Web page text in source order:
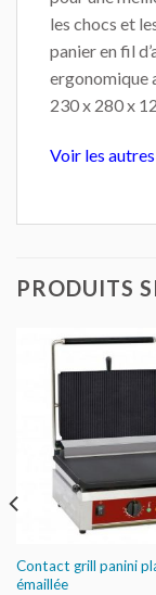
les chocs et
panier en fil
ergonomique
230 x 280 x
Voir les
PRODUITS
Contact grill panini
émaillée